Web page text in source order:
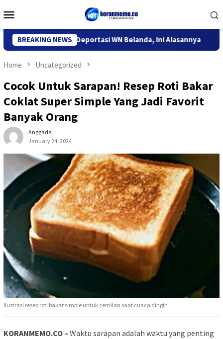
to
Menu
BREAKING NEWS
Kediri Deportasi WN Belanda, Ini Alasannya 9
Home Uncategorized
Cocok Untuk Sarapan! Resep Roti Bakar
Coklat Super Simple Yang Jadi Favorit
Banyak Orang
Anggada
January 24, 2024
Ilustrasi resep roti bakar simple untuk cemilan saat cuaca dingin
KORANMEMO.CO – Waktu sarapan adalah waktu yang penting